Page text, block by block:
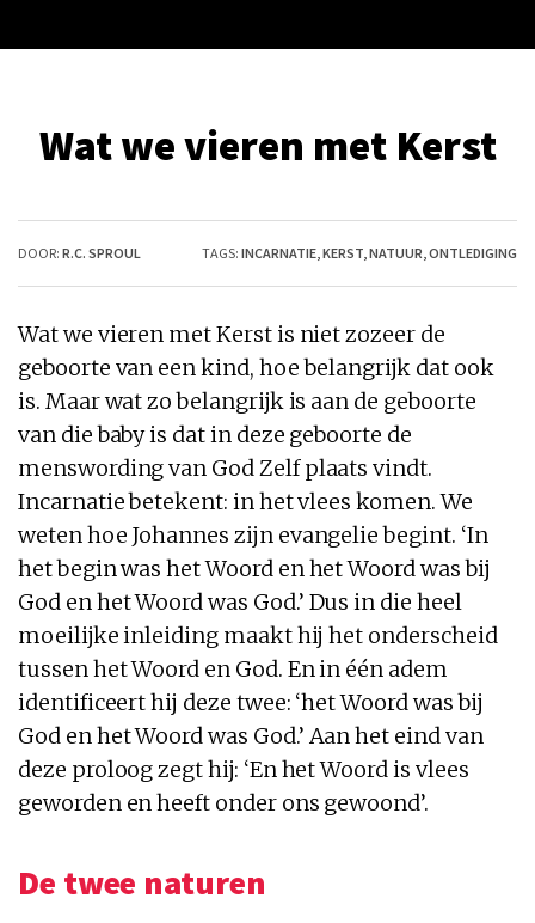
Wat we vieren met Kerst
DOOR: R.C. SPROUL TAGS: INCARNATIE KERST NATUUR ONTLEDIGING
Wat we vieren met Kerst is niet zozeer de
geboorte van een kind, hoe belangrijk dat ook
is. Maar wat zo belangrijk is aan de geboorte
van die baby is dat in deze geboorte de
menswording van God Zelf plaats vindt.
Incarnatie betekent: in het vlees komen. We
weten hoe Johannes zijn evangelie begint. ‘In
het begin was het Woord en het Woord was bij
God en het Woord was God.’ Dus in die heel
moeilijke inleiding maakt hij het onderscheid
tussen het Woord en God. En in één adem
identificeert hij deze twee: ‘het Woord was bij
God en het Woord was God.’ Aan het eind van
deze proloog zegt hij: ‘En het Woord is vlees
geworden en heeft onder ons gewoond’.
De twee naturen